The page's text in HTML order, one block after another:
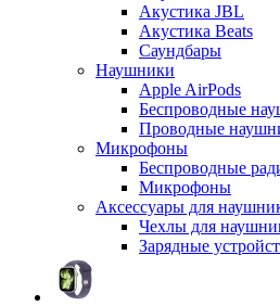
Акустика JBL
Акустика Beats
Саундбары
Наушники
Apple AirPods
Беспроводные
Проводные
Микрофоны
Беспроводные
Микрофоны
Аксессуары для
Чехлы для
Зарядные